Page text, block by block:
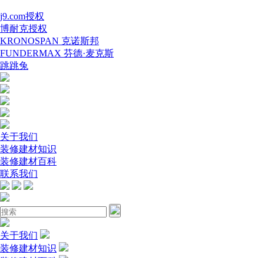
j9.com授权
博耐克授权
KRONOSPAN 克诺斯邦
FUNDERMAX 芬德·麦克斯
跳跳兔
关于我们
装修建材知识
装修建材百科
联系我们
关于我们
装修建材知识